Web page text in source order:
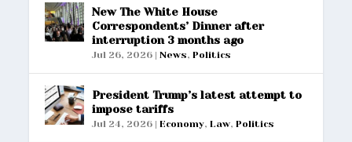
New The White House
Correspondents’ Dinner after
interruption 3 months ago
Jul 26, 2026 |News,Politics
President Trump’s latest attempt to
impose tariffs
Jul 24, 2026 |Economy,Law,Politics